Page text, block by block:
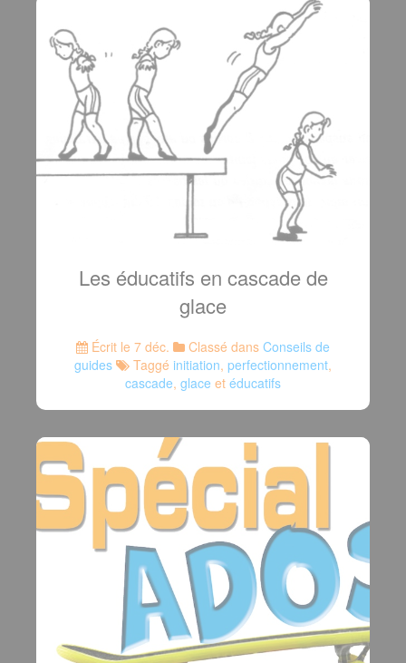
Les éducatifs en cascade de
glace
Écrit le 7 déc. Classé dans Conseils de
guides
Taggé initiation, perfectionnement,
cascade, glace et éducatifs